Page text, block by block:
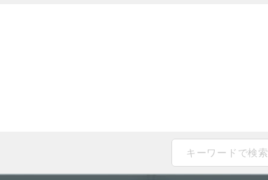
to the desired page. Touch device users, explore